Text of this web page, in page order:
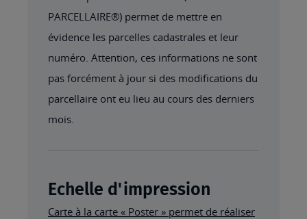
PARCELLAIRE®) permet de mettre en
évidence les parcelles cadastrales et leur
numéro. Attention, ces informations ne sont
pas forcément à jour si des modifications du
parcellaire ont eu lieu au cours des derniers
mois.
Echelle d'impression
Carte à la carte « Poster » permet de réaliser